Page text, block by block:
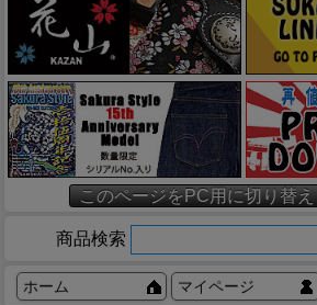
このページをPC用に切り替え
商品検索
ホーム マイページ